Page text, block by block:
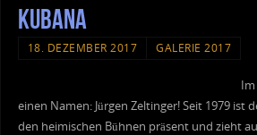
Kubana
18. DEZEMBER 2017 GALERIE 2017
einen Namen: Jürgen Zeltinger! Seit 1979 ist
den heimischen Bühnen präsent und zieht